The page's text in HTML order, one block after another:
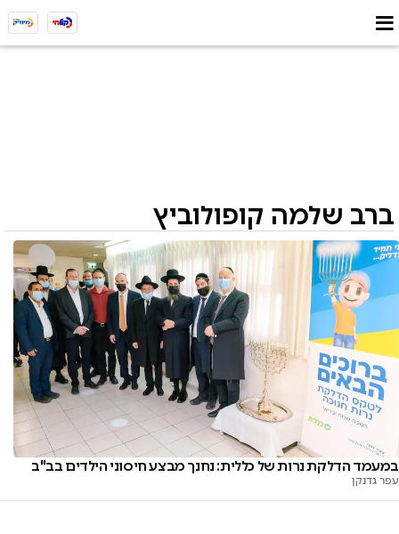
ברב שלמה קופולוביץ
במעמד הדלקת נרות של כללית: נחנך מבצע חיסוני הילדים בב"ב
עפר גדנקן